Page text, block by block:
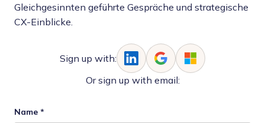
Gleichgesinnten geführte Gespräche und strategische
CX-Einblicke.
Sign up with:
Or sign up with email:
Name *